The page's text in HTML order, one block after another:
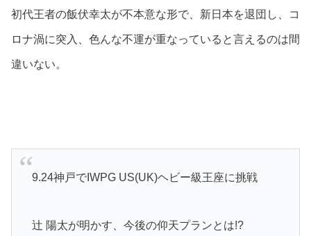
初代王者の飯伏幸太が不本意な形で、新日本を退団し、コ
ロナ渦に突入、色んな不運が重なっていると言えるのは間
違いない。
9.24神戸でIWPG US(UK)ヘビー級王座に挑戦
辻 陽太が明かす、今後の仰天プランとは!?